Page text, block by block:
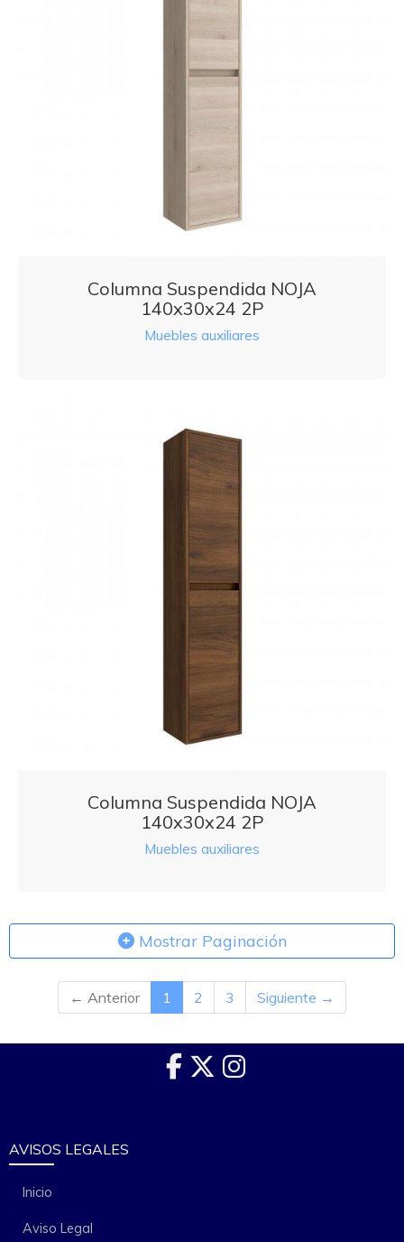
Columna Suspendida NOJA
140x30x24 2P
Muebles auxiliares
Columna Suspendida NOJA
140x30x24 2P
Muebles auxiliares
Mostrar Paginación
← Anterior 1 2 3 Siguiente →
AVISOS LEGALES
Inicio
Aviso Legal